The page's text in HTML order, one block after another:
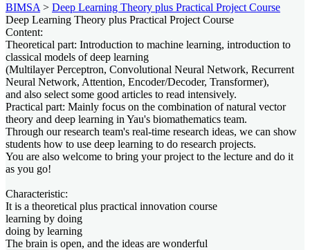
BIMSA > Deep Learning Theory plus Practical Project Course
Deep Learning Theory plus Practical Project Course
Content:
Theoretical part: Introduction to machine learning, introduction to
classical models of deep learning
(Multilayer Perceptron, Convolutional Neural Network, Recurrent
Neural Network, Attention, Encoder/Decoder, Transformer),
and also select some good articles to read intensively.
Practical part: Mainly focus on the combination of natural vector
theory and deep learning in Yau's biomathematics team.
Through our research team's real-time research ideas, we can show
students how to use deep learning to do research projects.
You are also welcome to bring your project to the lecture and do it
as you go!
Characteristic:
It is a theoretical plus practical innovation course
learning by doing
doing by learning
The brain is open, and the ideas are wonderful